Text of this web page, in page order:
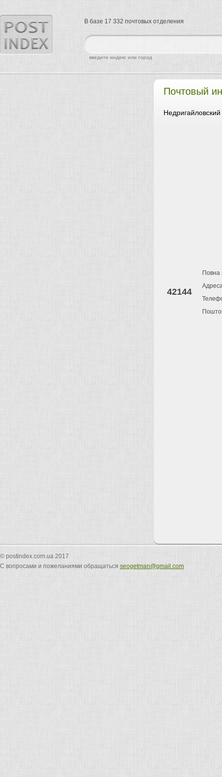
Почтовый
42144
Повна
найти
введите индекс или город
В базе 17 332 почтовых отделения
© postindex.com.ua 2017
С вопросами и пожеланиями обращаться seogetman@gmail.com